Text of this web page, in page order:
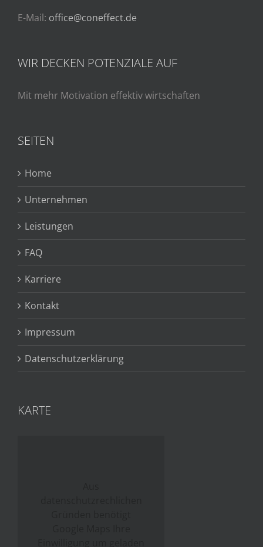
E-Mail: office@coneffect.de
WIR DECKEN POTENZIALE AUF
Mit mehr Motivation effektiv wirtschaften
SEITEN
Home
Unternehmen
Leistungen
FAQ
Karriere
Kontakt
Impressum
Datenschutzerklärung
KARTE